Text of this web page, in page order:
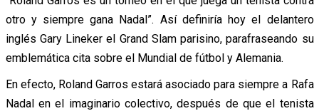
otro y siempre gana Nadal”. Así definiría hoy el delantero
inglés Gary Lineker el Grand Slam parisino, parafraseando su
emblemática cita sobre el Mundial de fútbol y Alemania.
En efecto, Roland Garros estará asociado para siempre a Rafa
Nadal en el imaginario colectivo, después de que el tenista